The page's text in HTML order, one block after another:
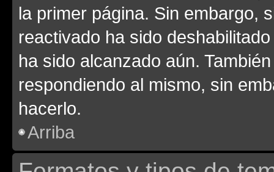
la primer página. Sin embargo,
reactivado ha sido
ha sido alcanzado aún.
respondiendo al mismo, sin
hacerlo.
Arriba